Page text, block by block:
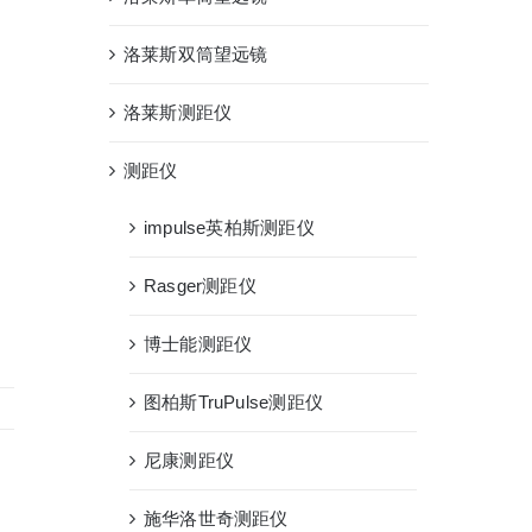
洛莱斯双筒望远镜
洛莱斯测距仪
测距仪
impulse英柏斯测距仪
Rasger测距仪
博士能测距仪
图柏斯TruPulse测距仪
尼康测距仪
施华洛世奇测距仪